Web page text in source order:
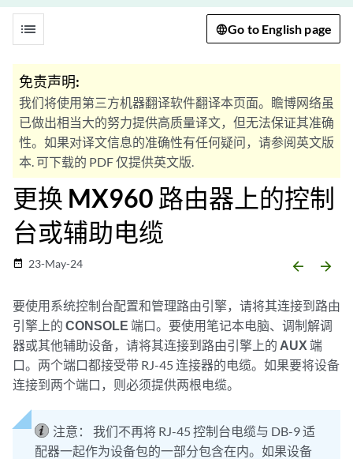
list Go to English page
免责声明:
我们将使用第三方机器翻译软件翻译本页面。瞻博网络虽
已做出相当大的努力提供高质量译文，但无法保证其准确
性。如果对译文信息的准确性有任何疑问，请参阅英文版
本. 可下载的 PDF 仅提供英文版.
更换 MX960 路由器上的控制
台或辅助电缆
date_range 23-May-24 arrow_backward arrow_forward
要使用系统控制台配置和管理路由引擎，请将其连接到路由
引擎上的 CONSOLE 端口。要使用笔记本电脑、调制解调
器或其他辅助设备，请将其连接到路由引擎上的 AUX 端
口。两个端口都接受带 RJ-45 连接器的电缆。如果要将设备
连接到两个端口，则必须提供两根电缆。
注意：
我们不再将 RJ-45 控制台电缆与 DB-9 适
配器一起作为设备包的一部分包含在内。如果设备